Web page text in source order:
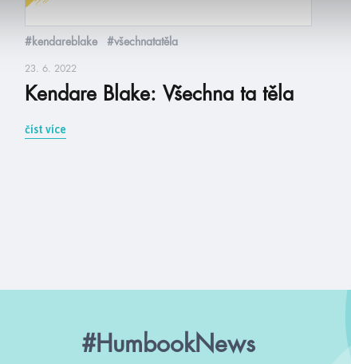
#kendareblake #všechnatatěla
23. 6. 2022
Kendare Blake: Všechna ta těla
číst více
#HumbookNews